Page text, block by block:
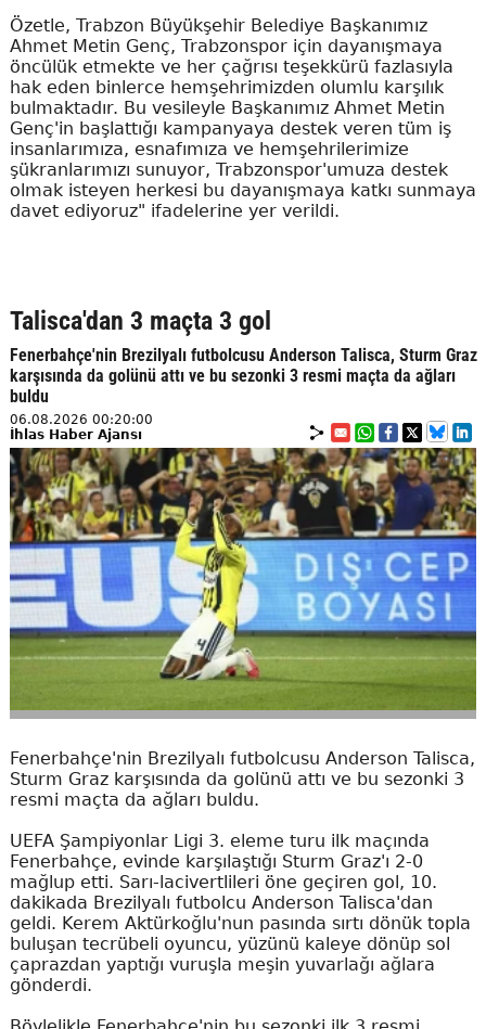
Özetle, Trabzon Büyükşehir Belediye Başkanımız
Ahmet Metin Genç, Trabzonspor için dayanışmaya
öncülük etmekte ve her çağrısı teşekkürü fazlasıyla
hak eden binlerce hemşehrimizden olumlu karşılık
bulmaktadır. Bu vesileyle Başkanımız Ahmet Metin
Genç'in başlattığı kampanyaya destek veren tüm iş
insanlarımıza, esnafımıza ve hemşehrilerimize
şükranlarımızı sunuyor, Trabzonspor'umuza destek
olmak isteyen herkesi bu dayanışmaya katkı sunmaya
davet ediyoruz" ifadelerine yer verildi.
Talisca'dan 3 maçta 3 gol
Fenerbahçe'nin Brezilyalı futbolcusu Anderson Talisca, Sturm Graz
karşısında da golünü attı ve bu sezonki 3 resmi maçta da ağları
buldu
06.08.2026 00:20:00
İhlas Haber Ajansı
Fenerbahçe'nin Brezilyalı futbolcusu Anderson Talisca,
Sturm Graz karşısında da golünü attı ve bu sezonki 3
resmi maçta da ağları buldu.
UEFA Şampiyonlar Ligi 3. eleme turu ilk maçında
Fenerbahçe, evinde karşılaştığı Sturm Graz'ı 2-0
mağlup etti. Sarı-lacivertlileri öne geçiren gol, 10.
dakikada Brezilyalı futbolcu Anderson Talisca'dan
geldi. Kerem Aktürkoğlu'nun pasında sırtı dönük topla
buluşan tecrübeli oyuncu, yüzünü kaleye dönüp sol
çaprazdan yaptığı vuruşla meşin yuvarlağı ağlara
gönderdi.